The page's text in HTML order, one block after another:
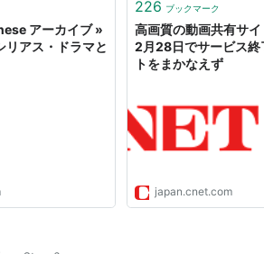
アーカイブ »
アス・ドラマと
226 ブックマーク
高画質の動画共有サ
2月28日でサービス
トをまかなえず
japan.cnet.com